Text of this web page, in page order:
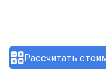
Рассчитать